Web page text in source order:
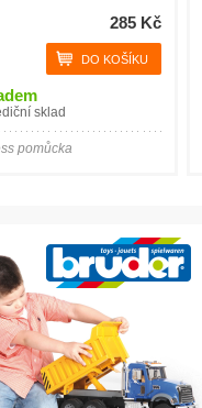
285 Kč
sklad
pomůcka